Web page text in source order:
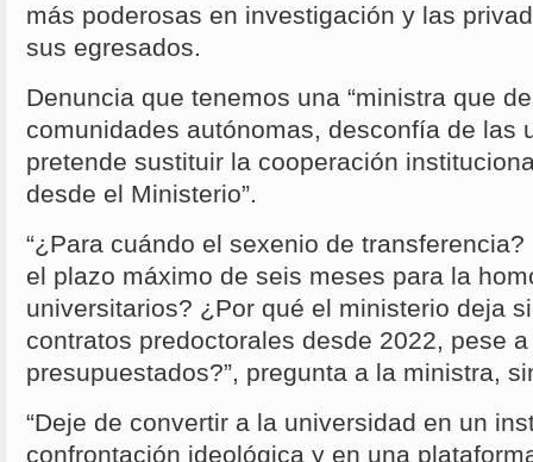
más poderosas en investigación y las
sus egresados.
Denuncia que tenemos una “ministra que
comunidades autónomas, desconfía de las
pretende sustituir la cooperación
desde el Ministerio”.
“¿Para cuándo el sexenio de
el plazo máximo de seis meses para la
universitarios? ¿Por qué el ministerio deja
contratos predoctorales desde 2022, pese
presupuestados?”, pregunta a la ministra,
“Deje de convertir a la universidad en un
confrontación ideológica y en una